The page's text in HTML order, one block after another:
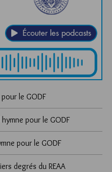
le GODF
pour le GODF
pour le GODF
degrés du REAA